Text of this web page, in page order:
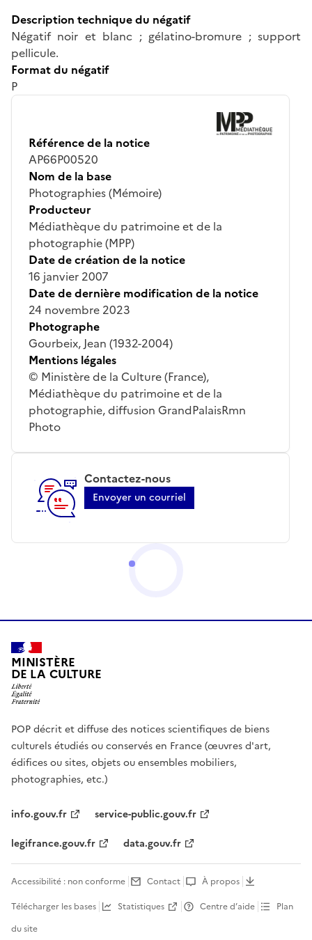
Description technique du négatif
Négatif noir et blanc ; gélatino-bromure ; support
pellicule.
Format du négatif
P
Référence de la notice
AP66P00520
Nom de la base
Photographies (Mémoire)
Producteur
Médiathèque du patrimoine et de la
photographie (MPP)
Date de création de la notice
16 janvier 2007
Date de dernière modification de la notice
24 novembre 2023
Photographe
Gourbeix, Jean (1932-2004)
Mentions légales
© Ministère de la Culture (France),
Médiathèque du patrimoine et de la
photographie, diffusion GrandPalaisRmn
Photo
Contactez-nous
Envoyer un courriel
MINISTÈRE
DE LA CULTURE
POP décrit et diffuse des notices scientifiques de biens
culturels étudiés ou conservés en France (œuvres d'art,
édifices ou sites, objets ou ensembles mobiliers,
photographies, etc.)
info.gouv.fr
service-public.gouv.fr
legifrance.gouv.fr
data.gouv.fr
Accessibilité : non conforme Contact
À propos
Télécharger les bases
Statistiques Centre d’aide
Plan
du site